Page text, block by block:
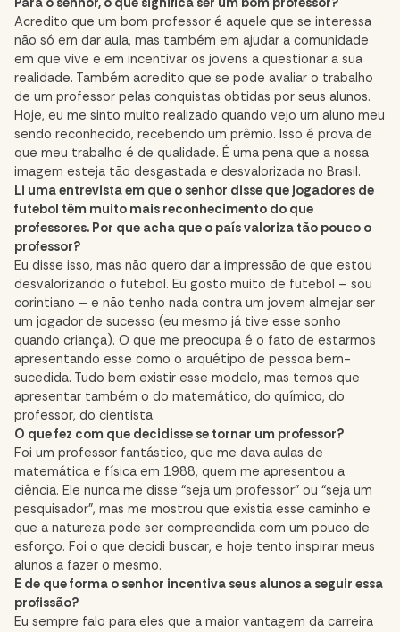
Para o senhor, o que significa ser um bom professor?
Acredito que um bom professor é aquele que se interessa
não só em dar aula, mas também em ajudar a comunidade
em que vive e em incentivar os jovens a questionar a sua
realidade. Também acredito que se pode avaliar o trabalho
de um professor pelas conquistas obtidas por seus alunos.
Hoje, eu me sinto muito realizado quando vejo um aluno meu
sendo reconhecido, recebendo um prêmio. Isso é prova de
que meu trabalho é de qualidade. É uma pena que a nossa
imagem esteja tão desgastada e desvalorizada no Brasil.
Li uma entrevista em que o senhor disse que jogadores de
futebol têm muito mais reconhecimento do que
professores. Por que acha que o país valoriza tão pouco o
professor?
Eu disse isso, mas não quero dar a impressão de que estou
desvalorizando o futebol. Eu gosto muito de futebol – sou
corintiano – e não tenho nada contra um jovem almejar ser
um jogador de sucesso (eu mesmo já tive esse sonho
quando criança). O que me preocupa é o fato de estarmos
apresentando esse como o arquétipo de pessoa bem-
sucedida. Tudo bem existir esse modelo, mas temos que
apresentar também o do matemático, do químico, do
professor, do cientista.
O que fez com que decidisse se tornar um professor?
Foi um professor fantástico, que me dava aulas de
matemática e física em 1988, quem me apresentou a
ciência. Ele nunca me disse “seja um professor” ou “seja um
pesquisador”, mas me mostrou que existia esse caminho e
que a natureza pode ser compreendida com um pouco de
esforço. Foi o que decidi buscar, e hoje tento inspirar meus
alunos a fazer o mesmo.
E de que forma o senhor incentiva seus alunos a seguir essa
profissão?
Eu sempre falo para eles que a maior vantagem da carreira